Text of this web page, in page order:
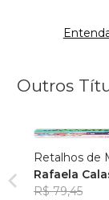
Outros
Retalhos de
Rafaela
R$ 79,45